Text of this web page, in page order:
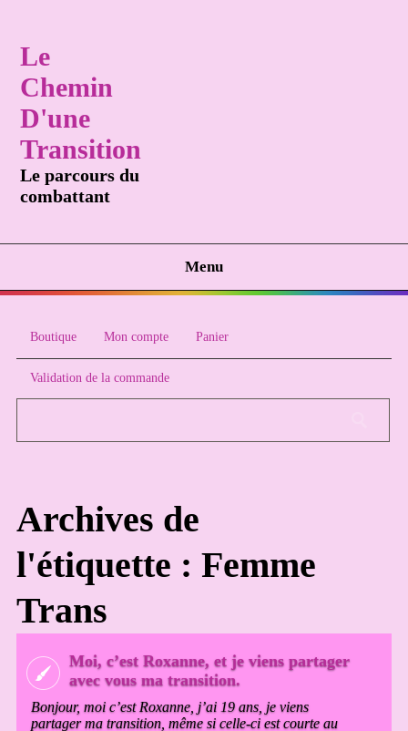
Le
Chemin
D'une
Transition
Le parcours du
combattant
Menu
Boutique Mon compte Panier
Validation de la commande
Archives de
l'étiquette : Femme
Trans
Moi, c’est Roxanne, et je viens partager
avec vous ma transition.
Bonjour, moi c’est Roxanne, j’ai 19 ans, je viens
partager ma transition, même si celle-ci est courte au